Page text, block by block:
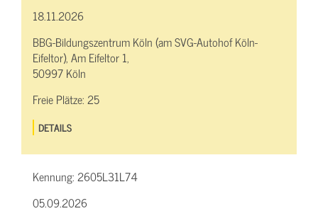
18.11.2026
BBG-Bildungszentrum Köln (am SVG-Autohof Köln-
Eifeltor), Am Eifeltor 1,
50997 Köln
Freie Plätze:25
DETAILS
Kennung:2605L31L74
05.09.2026